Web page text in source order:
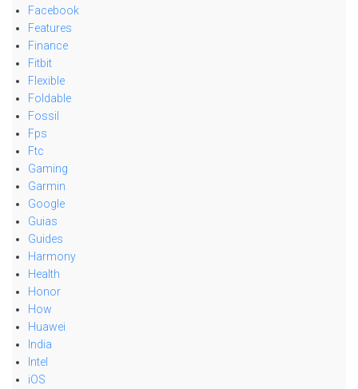
Facebook
Features
Finance
Fitbit
Flexible
Foldable
Fossil
Fps
Ftc
Gaming
Garmin
Google
Guias
Guides
Harmony
Health
Honor
How
Huawei
India
Intel
iOS